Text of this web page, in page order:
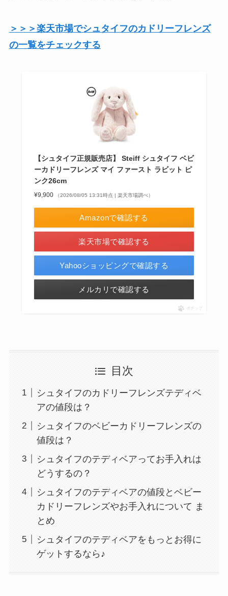
＞＞＞楽天市場でシュタイフのカドリーフレンズ
の一覧をチェックする
【シュタイフ正規販売店】 Steiff シュタイフ ベビ
ーカドリーフレンズ マイ ファースト ラビット ピ
ンク26cm
¥9,900 （2026/08/05 13:31時点 | 楽天市場調べ）
Amazonで確認する
楽天市場で確認する
Yahooショッピングで確認する
メルカリで確認する
ポチップ
目次
シュタイフのカドリーフレンズテディベ
アの値段は？
シュタイフのベビーカドリーフレンズの
値段は？
シュタイフのテディベアってお手入れは
どうするの？
シュタイフのテディベアの値段とベビー
カドリーフレンズやお手入れについて ま
とめ
シュタイフのテディベアをもっとお得に
ゲットするなら♪